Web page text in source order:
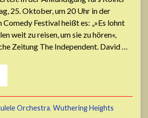
25. Oktober, um 20 Uhr in der
Comedy Festival heißt es: „»Es lohnt
weit zu reisen, um sie zu hören«,
Zeitung The Independent. David …
Orchestra, Wuthering Heights